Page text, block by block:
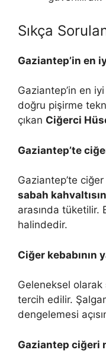
Sıkça
Gaziantep’in en
Gaziantep’in en
doğru pişirme
çıkan Ciğerci
Gaziantep’te
Gaziantep’te
sabah
arasında tüketilir.
halindedir.
Ciğer kebabının
Geleneksel olarak
tercih edilir.
dengelemesi
Gaziantep ciğeri